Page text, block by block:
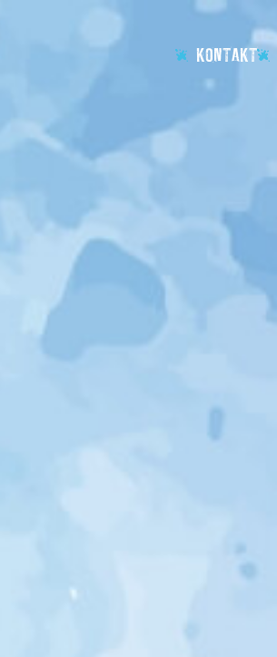
KONTAKT